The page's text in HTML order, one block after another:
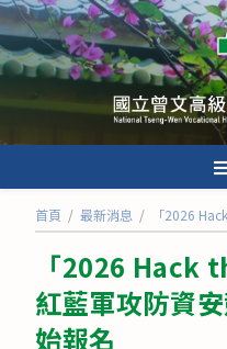
跳
轉
至
內
首頁 / 最新消息 / 「2026
「2026 Hack
紅藍軍攻防資
始報名